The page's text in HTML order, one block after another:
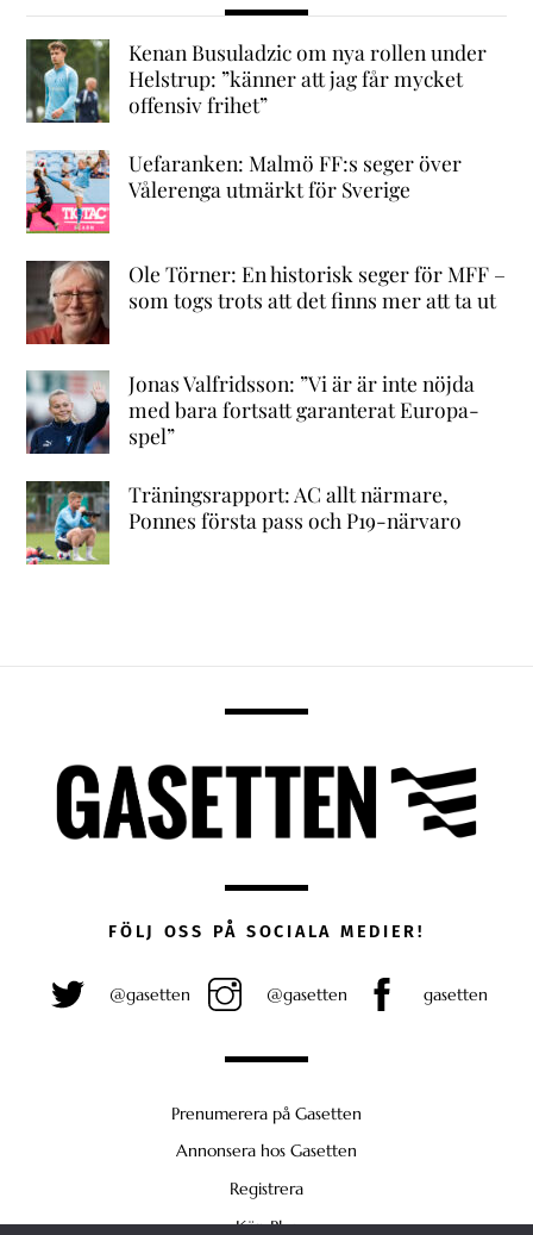
Kenan Busuladzic om nya rollen under
Helstrup: ”känner att jag får mycket
offensiv frihet”
Uefaranken: Malmö FF:s seger över
Vålerenga utmärkt för Sverige
Ole Törner: En historisk seger för MFF –
som togs trots att det finns mer att ta ut
Jonas Valfridsson: ”Vi är är inte nöjda
med bara fortsatt garanterat Europa-
spel”
Träningsrapport: AC allt närmare,
Ponnes första pass och P19-närvaro
FÖLJ OSS PÅ SOCIALA MEDIER!
@gasetten @gasetten gasetten
Prenumerera på Gasetten
Annonsera hos Gasetten
Registrera
Köp Plus